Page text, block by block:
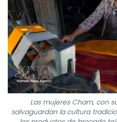
Las mujeres Cham, con
salvaguardan la cultura